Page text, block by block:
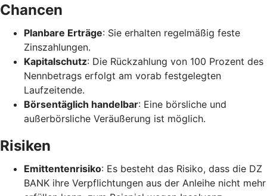
Chancen
Planbare Erträge: Sie erhalten regelmäßig feste
Zinszahlungen.
Kapitalschutz: Die Rückzahlung von 100 Prozent des
Nennbetrags erfolgt am vorab festgelegten
Laufzeitende.
Börsentäglich handelbar: Eine börsliche und
außerbörsliche Veräußerung ist möglich.
Risiken
Emittentenrisiko: Es besteht das Risiko, dass die DZ
BANK ihre Verpflichtungen aus der Anleihe nicht mehr